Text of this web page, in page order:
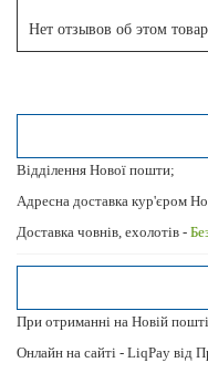
Нет отзывов об этом
Відділення Нової пошти;
Адресна доставка кур'єром
Доставка човнів, ехолотів -
При отриманні на Новій
Онлайн на сайті - LiqPay від